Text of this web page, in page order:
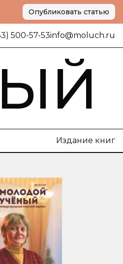
Опубликовать статью
500-57-53info@moluch.ru
Издание книг